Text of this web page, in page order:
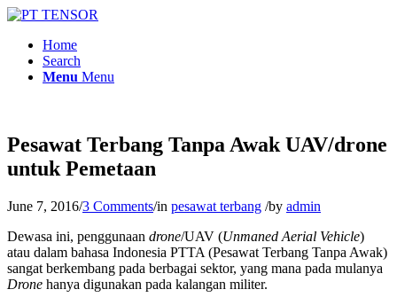
Home
Search
Menu Menu
Pesawat Terbang Tanpa Awak UAV/drone
untuk Pemetaan
June 7, 2016/3 Comments/in pesawat terbang /by admin
Dewasa ini, penggunaan drone/UAV (Unmaned Aerial Vehicle)
atau dalam bahasa Indonesia PTTA (Pesawat Terbang Tanpa Awak)
sangat berkembang pada berbagai sektor, yang mana pada mulanya
Drone hanya digunakan pada kalangan militer.